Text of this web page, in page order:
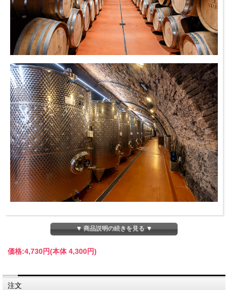
▼ 商品説明の続きを見る ▼
価格:4,730円(本体 4,300円)
注文